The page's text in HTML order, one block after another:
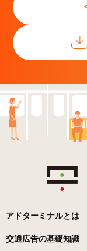
アドターミナルとは
交通広告の基礎知識